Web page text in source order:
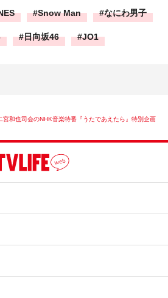
Snow Man なにわ男子
日向坂46 JO1
宮和也司会のNHK音楽特番『うたであえたら』特別企画